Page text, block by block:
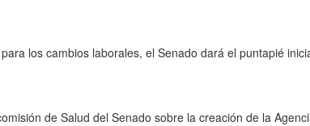
los cambios laborales, el Senado dará el puntapié
de Salud del Senado sobre la creación de la